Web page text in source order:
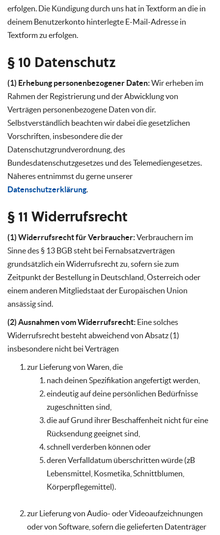
erfolgen. Die Kündigung durch uns hat in Textform an die in
deinem Benutzerkonto hinterlegte E-Mail-Adresse in
Textform zu erfolgen.
§ 10 Datenschutz
(1) Erhebung personenbezogener Daten:Wir erheben im
Rahmen der Registrierung und der Abwicklung von
Verträgen personenbezogene Daten von dir.
Selbstverständlich beachten wir dabei die gesetzlichen
Vorschriften, insbesondere die der
Datenschutzgrundverordnung, des
Bundesdatenschutzgesetzes und des Telemediengesetzes.
Näheres entnimmst du gerne unserer
Datenschutzerklärung.
§ 11 Widerrufsrecht
(1) Widerrufsrecht für Verbraucher:Verbrauchern im
Sinne des § 13 BGB steht bei Fernabsatzverträgen
grundsätzlich ein Widerrufsrecht zu, sofern sie zum
Zeitpunkt der Bestellung in Deutschland, Österreich oder
einem anderen Mitgliedstaat der Europäischen Union
ansässig sind.
(2) Ausnahmen vom Widerrufsrecht: Eine solches
Widerrufsrecht besteht abweichend von Absatz (1)
insbesondere nicht bei Verträgen
zur Lieferung von Waren, die
nach deinen Spezifikation angefertigt werden,
eindeutig auf deine persönlichen Bedürfnisse
zugeschnitten sind,
die auf Grund ihrer Beschaffenheit nicht für eine
Rücksendung geeignet sind,
schnell verderben können oder
deren Verfalldatum überschritten würde (zB
Lebensmittel, Kosmetika, Schnittblumen,
Körperpflegemittel).
zur Lieferung von Audio- oder Videoaufzeichnungen
oder von Software, sofern die gelieferten Datenträger